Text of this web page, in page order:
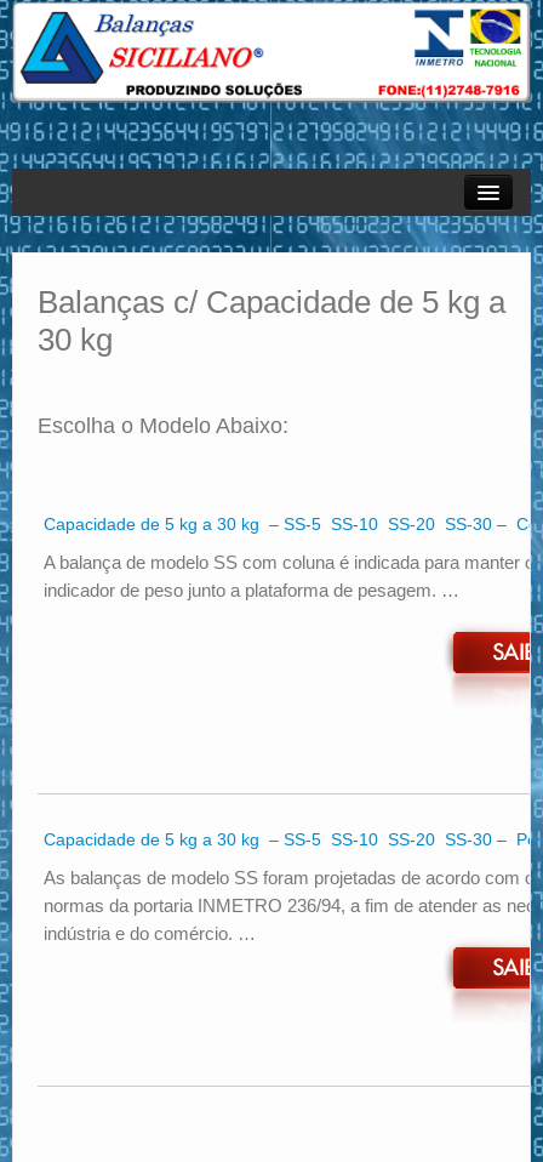
Empresa
Produtos
Sistemas
Revendas
Balanças c/ Capacidade de 5 kg a
30 kg
Escolha o Modelo Abaixo:
Capacidade de 5 kg a 30 kg – SS-5 SS-10 SS-20 SS-30 –
A balança de modelo SS com coluna é indicada para manter o
indicador de peso junto a plataforma de pesagem. …
Capacidade de 5 kg a 30 kg – SS-5 SS-10 SS-20 SS-30 –
As balanças de modelo SS foram projetadas de acordo com
normas da portaria INMETRO 236/94, a fim de atender as
indústria e do comércio. …